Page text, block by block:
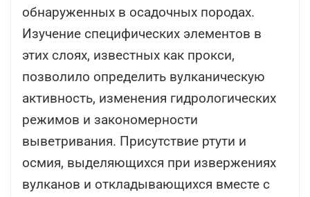
обнаруженных в осадочных породах.
Изучение специфических элементов в
этих слоях, известных как прокси,
позволило определить вулканическую
активность, изменения гидрологических
режимов и закономерности
выветривания. Присутствие ртути и
осмия, выделяющихся при извержениях
вулканов и откладывающихся вместе с